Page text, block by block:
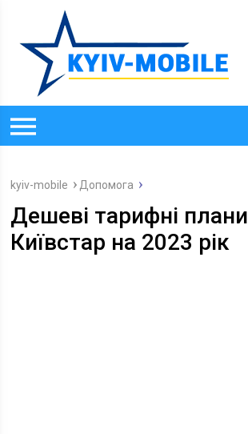
kyiv-mobile Допомога
Дешеві тарифні плани
Київстар на 2023 рік